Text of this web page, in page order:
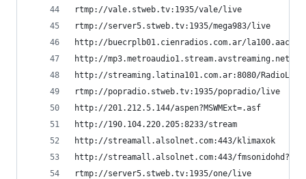
rtmp://vale.stweb.tv:1935/vale/live
rtmp://server5.stweb.tv:1935/
http://buecrplb01.cienradios.com.ar/
http://
http://
rtmp://popradio.stweb.tv:1935/
http://201.212.5.144/
http://190.104.220.205:8233/stream
http://streamall.alsolnet.com:443/
http://streamall.alsolnet.com:443/
rtmp://server5.stweb.tv:1935/one/